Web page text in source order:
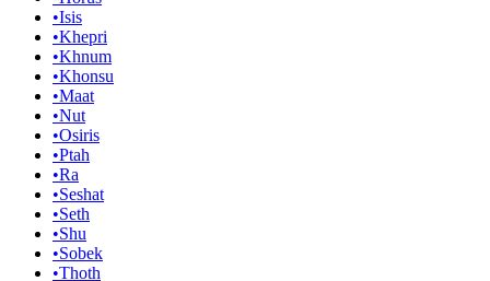
•Isis
•Khepri
•Khnum
•Khonsu
•Maat
•Nut
•Osiris
•Ptah
•Ra
•Seshat
•Seth
•Shu
•Sobek
•Thoth